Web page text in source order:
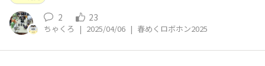
2 23
ちゃくろ | 2025/04/06 | 春めくロボホン2025